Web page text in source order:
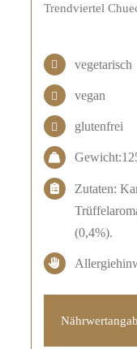
Trendviertel
vegetarisch
vegan
glutenfrei
Zutaten:
(0,4%).